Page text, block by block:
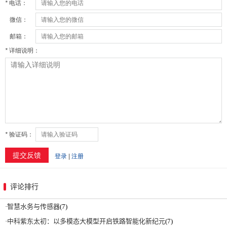
评论排行
·智慧水务与传感器(7)
·中科紫东太初：以多模态大模型开启铁路智能化新纪元(7)